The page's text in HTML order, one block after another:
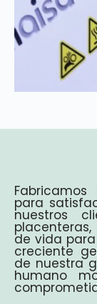
para
nuestros
de vida
creciente
de nuestra
humano